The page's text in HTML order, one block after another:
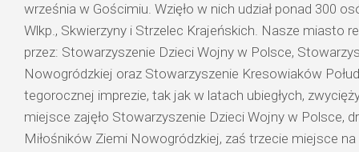
września w Gościmiu. Wzięło w nich udział ponad 300
Wlkp., Skwierzyny i Strzelec Krajeńskich. Nasze miasto
przez: Stowarzyszenie Dzieci Wojny w Polsce,
Nowogródzkiej oraz Stowarzyszenie Kresowiaków
tegorocznej imprezie, tak jak w latach ubiegłych,
miejsce zajęło Stowarzyszenie Dzieci Wojny w Polsce,
Miłośników Ziemi Nowogródzkiej, zaś trzecie miejsce na